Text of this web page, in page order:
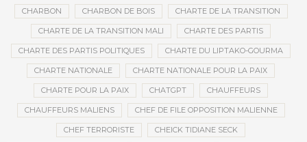
CHARBON CHARBON DE BOIS CHARTE DE LA TRANSITION
CHARTE DE LA TRANSITION MALI CHARTE DES PARTIS
CHARTE DES PARTIS POLITIQUES CHARTE DU LIPTAKO-GOURMA
CHARTE NATIONALE CHARTE NATIONALE POUR LA PAIX
CHARTE POUR LA PAIX CHATGPT CHAUFFEURS
CHAUFFEURS MALIENS CHEF DE FILE OPPOSITION MALIENNE
CHEF TERRORISTE CHEICK TIDIANE SECK